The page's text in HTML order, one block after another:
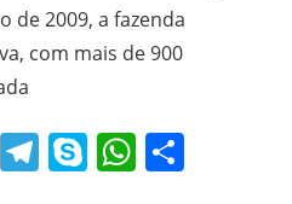
de 2009, a fazenda
com mais de 900
Telegram
SkypeShare